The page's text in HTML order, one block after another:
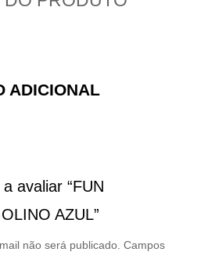
ADICIONAL
avaliar “FUN
AZUL”
não será publicado. Campos